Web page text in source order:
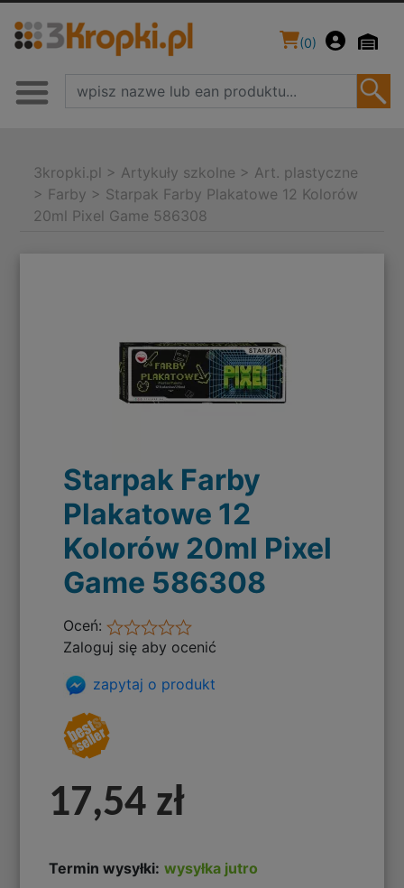
(0)
3kropki.pl > Artykuły szkolne > Art. plastyczne
> Farby > Starpak Farby Plakatowe 12 Kolorów
20ml Pixel Game 586308
Starpak Farby
Plakatowe 12
Kolorów 20ml Pixel
Game 586308
Oceń:
Zaloguj się aby ocenić
zapytaj o produkt
17,54 zł
Termin wysyłki: wysyłka jutro